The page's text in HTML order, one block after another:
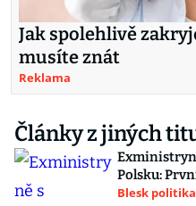
Jak spolehlivě
musíte znát
Reklama
Články z jiných
Polsku:
Blesk politika